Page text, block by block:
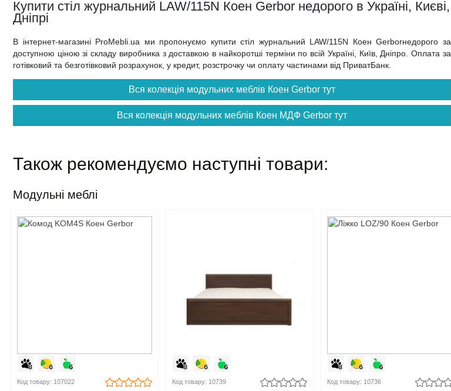
Купити стіл журнальний LAW/115N Коен Gerbor недорого в Україні, Києві,
Дніпрі
В інтернет-магазині ProMebli.ua ми пропонуємо купити стіл журнальний LAW/115N Коен Gerborнедорого за
доступною ціною зі складу виробника з доставкою в найкоротші терміни по всій Україні, Київ, Дніпро. Оплата за
готівковий та безготівковий розрахунок, у кредит, розстрочку чи оплату частинами від ПриватБанк.
Вся колекція модульних меблів Коен Gerbor тут
Вся колекція модульних меблів Коен МДФ Gerbor тут
Також рекомендуємо наступні товари:
Модульні меблі
Код товару: 107022 Код товару: 10739 Код товару: 10736